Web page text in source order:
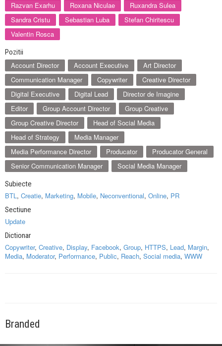
Razvan Exarhu
Roxana Niculae
Ruxandra Sulea
Sandra Cristu
Sebastian Luba
Stefan Chiritescu
Valentin Rosca
Pozitii
Account Director Account Executive
Art Director
Communication Manager
Copywriter
Creative Director
Digital Executive
Digital Lead
Director de Imagine
Editor
Group Account Director
Group Creative
Group Creative Director
Head of Social Media
Head of Strategy
Media Manager
Media Performance Director
Producator
Producator General
Senior Communication Manager
Social Media Manager
Subiecte
BTL, Creatie, Marketing, Mobile, Neconventional, Online, PR
Sectiune
Update
Dictionar
Copywriter, Creative, Display, Facebook, Group, HTTPS, Lead, Margin,
Media, Moderator, Performance, Public, Reach, Social media, WWW
Branded